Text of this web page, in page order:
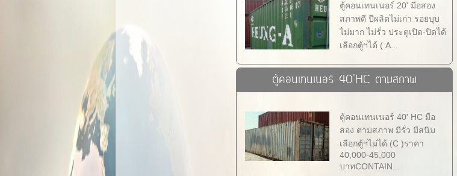
ตู้คอนเทนเนอร์ 20' มือสอง
สภาพดี ปีผลิตไม่เก่า รอยบุบ
ไม่มาก ไม่รั่ว ประตูเปิด-ปิดได้
เลือกตู้ฯได้ ( A...
ตู้คอนเทนเนอร์ 40'HC ตามสภาพ
ตู้คอนเทนเนอร์ 40' HC มือ
สอง ตามสภาพ มีรั่ว มีสนิม
เลือกตู้ฯไม่ได้ (C )ราคา
40,000-45,000
บาทCONTAIN...